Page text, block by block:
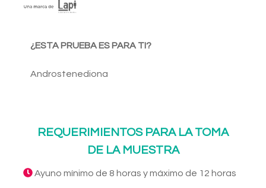
¿ESTA PRUEBA ES PARA TI?
Androstenediona
REQUERIMIENTOS PARA LA TOMA
DE LA MUESTRA
Ayuno mínimo de 8 horas y máximo de 12 horas